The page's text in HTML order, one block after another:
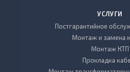
УСЛУГИ
Постгарантийное
Монтаж и замена
Монтаж КТП
Прокладка